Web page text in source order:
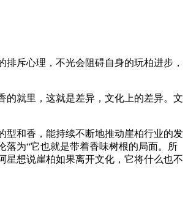
斥心理，不光会阻碍自身的玩柏进步，
的就里，这就是差异，文化上的差异。文
型和香，能持续不断地推动崖柏行业的发
落为“它也就是带着香味树根的局面。所
星想说崖柏如果离开文化，它将什么也不